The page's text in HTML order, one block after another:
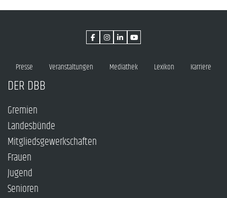
Presse Veranstaltungen Mediathek Lexikon Karriere
DER DBB
Gremien
Landesbünde
Mitgliedsgewerkschaften
Frauen
Jugend
Senioren